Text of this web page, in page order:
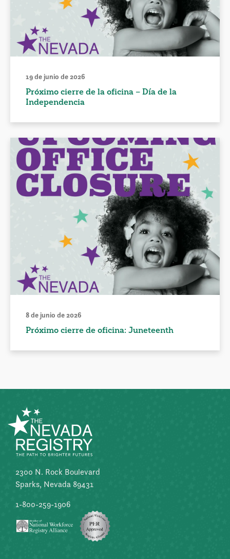
19 de junio de 2026
Próximo cierre de la oficina – Día de la
Independencia
8 de junio de 2026
Próximo cierre de oficina: Juneteenth
2300 N. Rock Boulevard
Sparks, Nevada 89431
1-800-259-1906